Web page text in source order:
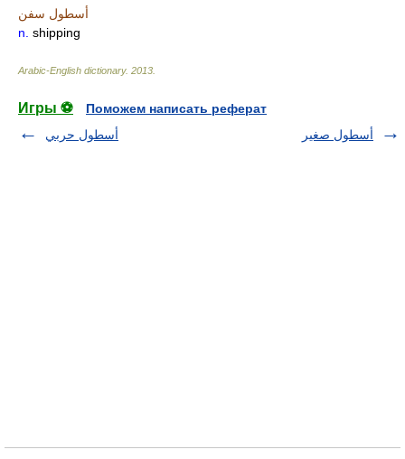
أسطول سفن
n. shipping
Arabic-English dictionary. 2013
Игры ⚽
Поможем написать реферат
أسطول حربي
أسطول صغير